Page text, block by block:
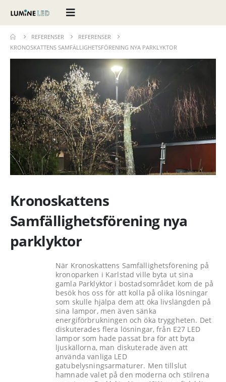
REFERENSER
REFERENSER
KRONOSKATTENS SAMFÄLLIGHETSFÖRENING NYA PARKLYKTOR
Kronoskattens
Samfällighetsförening nya
parklyktor
När Kronoskattens Samfällighetsförening på
kronoparken i Karlstad ville byta ut sina
gamla Parklyktor i bostadsområdet kom de på
besök hos oss för att kolla på olika lösningar
som skulle hjälpa dem att öka livslängden på
sina lampor, men även sänka
energiförbrukningen och öka tryggheten. Det
diskuterades flera lösningar, från E27 LED
lampor som hade passat bra för att byta
ljuskällorna, man diskuterade även att
använda vanliga LED
gatubelysningsarmaturer. Men tillslut
hamnade valet på den moderna och stilrena